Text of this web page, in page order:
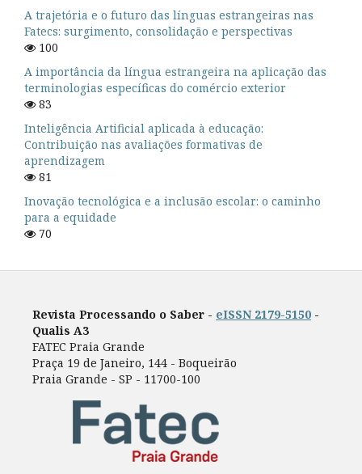
A trajetória e o futuro das línguas estrangeiras nas
Fatecs: surgimento, consolidação e perspectivas
100
A importância da língua estrangeira na aplicação das
terminologias específicas do comércio exterior
83
Inteligência Artificial aplicada à educação:
Contribuição nas avaliações formativas de
aprendizagem
81
Inovação tecnológica e a inclusão escolar: o caminho
para a equidade
70
Revista Processando o Saber - eISSN 2179-5150 -
Qualis A3
FATEC Praia Grande
Praça 19 de Janeiro, 144 - Boqueirão
Praia Grande - SP - 11700-100